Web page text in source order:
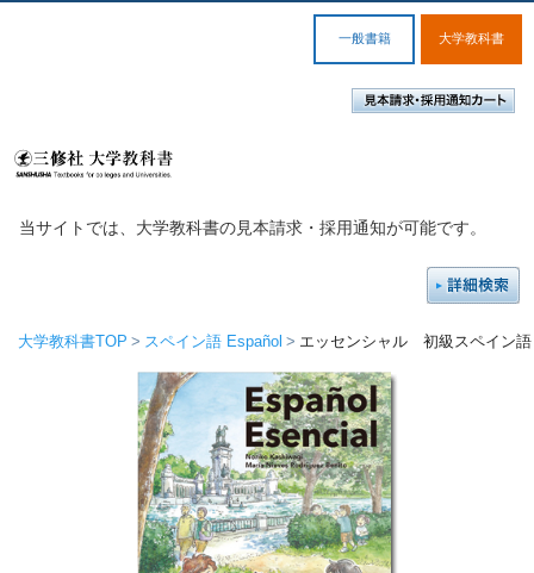
一般書籍 大学教科書
当サイトでは、大学教科書の見本請求・採用通知が可能です。
大学教科書TOP スペイン語 Español エッセンシャル 初級スペイン語